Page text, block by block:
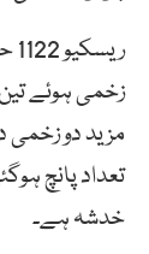
زخمی ہوئے
مزید دو زخمی
تعداد پانچ
خدشہ ہے۔